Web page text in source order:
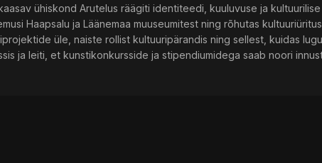
ühiskond Arutelus räägiti identiteedi, kuuluvuse ja
Haapsalu ja Läänemaa muuseumitest ning rõhutas
üle, naiste rollist kultuuripärandis ning sellest, kuidas
ja leiti, et kunstikonkursside ja stipendiumidega saab noori